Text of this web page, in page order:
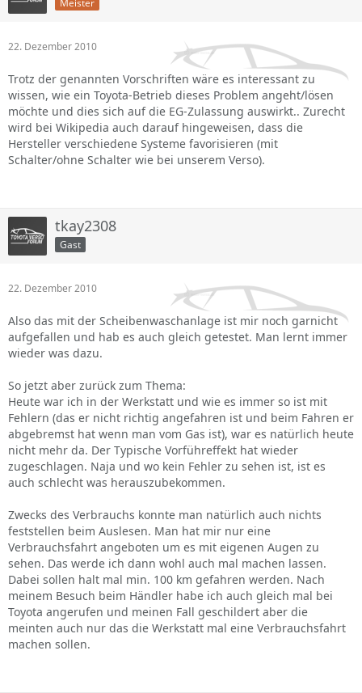
losgerollt ist wenn ich von der Bremse bin und auch beim
fahren wenn ich vom Gas runter bin wie leicht abgebremst
hat. Hatte das schon mal jemand?
Morgen geht er erst mal zum freundlichen und ich hoffe
ganz stark das er was findet.
man bei der Fahrweise echt nicht meckern, den Intercity-
Ich bin mal gespannt wie sich der Verbrauch mit
zunehmender Kilometerleistung und Außentemperatur
entwickelt!
Ansonsten kann ich bisher nur sagen - ein geiles Auto !!
(Versoforever)
Servus,
zu den Schaltvorgängen kann ich teilweise zustimmen.
oder manuell mit dem Schalthebel funktioniert das sehr
gut. Auch beim Runterschalten. Ist alles Übungssache. Ich
habe meinen Verso seit September und ihn jetzt zum 15.000
km Service gehabt (275,00 EURO!!) und auch den relativ
hohen Verbrauch, bei mir Durchschnittlich bei 9,0 - 10,0
weniger werden ist die Aussage des Werkstattmeisters. Nun
denn, ich denke das Wetter und auch die zusätzlichen
Stromverbraucher die man jetzt nutzt spielen hier auch eine
Rolle. Ansonsten bin ich mit dem Verso zufrieden.
Sitzheizung ist was tolles. Doch, eines finde ich keine gute
Sache. Spritzwasserdüsen an den Scheinwerfern ist gut,
aber nicht "immer". D.h. sobald Scheinwerfer "An" spritzt es
Scheinwerferspritzdüsen sind nicht seperat abzuschalten.
Minuspunkt!! Fast täglich fülle ich das Wischwasser auf.
Einzige Lösung der Werkstatt.... einen Schalter dazwischen
klemmen. Kosten??
Bis dann und Schöne Feiertage
Khamsin
22. Dezember 2010
Trotz der genannten Vorschriften wäre es interessant zu
wissen, wie ein Toyota-Betrieb dieses Problem angeht/lösen
möchte und dies sich auf die EG-Zulassung auswirkt.. Zurecht
wird bei Wikipedia auch darauf hingeweisen, dass die
Hersteller verschiedene Systeme favorisieren (mit
Schalter/ohne Schalter wie bei unserem Verso).
tkay2308
Gast
22. Dezember 2010
Also das mit der Scheibenwaschanlage ist mir noch garnicht
aufgefallen und hab es auch gleich getestet. Man lernt immer
wieder was dazu.
So jetzt aber zurück zum Thema:
Heute war ich in der Werkstatt und wie es immer so ist mit
Fehlern (das er nicht richtig angefahren ist und beim Fahren er
abgebremst hat wenn man vom Gas ist), war es natürlich heute
nicht mehr da. Der Typische Vorführeffekt hat wieder
zugeschlagen. Naja und wo kein Fehler zu sehen ist, ist es
auch schlecht was herauszubekommen.
Zwecks des Verbrauchs konnte man natürlich auch nichts
feststellen beim Auslesen. Man hat mir nur eine
Verbrauchsfahrt angeboten um es mit eigenen Augen zu
sehen. Das werde ich dann wohl auch mal machen lassen.
Dabei sollen halt mal min. 100 km gefahren werden. Nach
meinem Besuch beim Händler habe ich auch gleich mal bei
Toyota angerufen und meinen Fall geschildert aber die
meinten auch nur das die Werkstatt mal eine Verbrauchsfahrt
machen sollen.